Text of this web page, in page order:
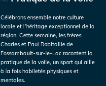
Célébrons ensemble notre culture
locale et l’héritage exceptionnel de la
région. Cette semaine, les frères
Charles et Paul Robitaille de
Fossambault-sur-le-Lac racontent la
pratique de la voile, un sport qui allie
à la fois habiletés physiques et
mentales.